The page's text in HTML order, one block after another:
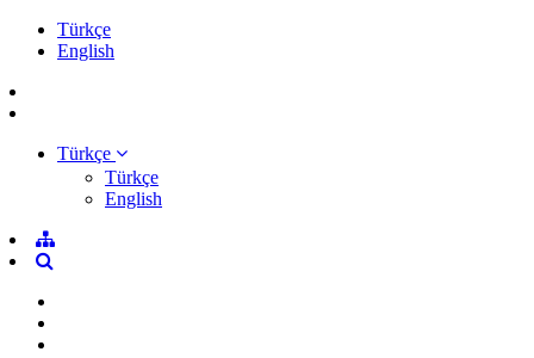
Türkçe
English
Türkçe
Türkçe
English